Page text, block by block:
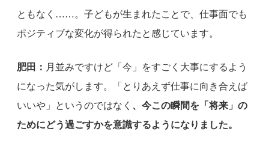
ともなく……。子どもが生まれたことで、仕事面でも
ポジティブな変化が得られたと感じています。
肥田： 月並みですけど「今」をすごく大事にするよう
になった気がします。「とりあえず仕事に向き合えば
いいや」というのではなく 、今この瞬間を「将来」の
ためにどう過ごすかを意識するようになりました。